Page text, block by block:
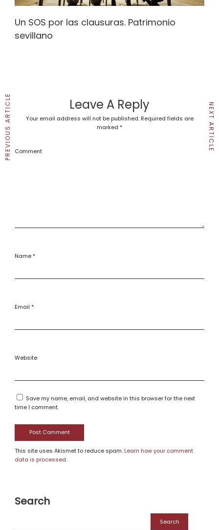
Un SOS por las clausuras. Patrimonio
sevillano
Leave A Reply
Your email address will not be published. Required fields are
marked *
Comment
Name*
Email *
Website
Save my name, email, and website in this browser for the next
time I comment.
This site uses Akismet to reduce spam. Learn how your comment
data is processed.
PREVIOUS ARTICLE NEXT ARTICLE
Search